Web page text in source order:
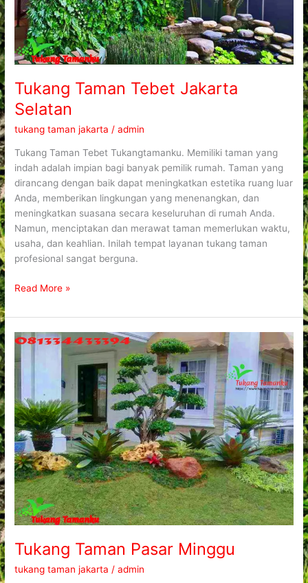
Tukang Taman Tebet Jakarta
Selatan
tukang taman jakarta /admin
Tukang Taman Tebet Tukangtamanku. Memiliki taman yang
indah adalah impian bagi banyak pemilik rumah. Taman yang
dirancang dengan baik dapat meningkatkan estetika ruang luar
Anda, memberikan lingkungan yang menenangkan, dan
meningkatkan suasana secara keseluruhan di rumah Anda.
Namun, menciptakan dan merawat taman memerlukan waktu,
usaha, dan keahlian. Inilah tempat layanan tukang taman
profesional sangat berguna.
Read More »
Tukang Taman Pasar Minggu
tukang taman jakarta /admin
Tukang
Pasar
Minggu